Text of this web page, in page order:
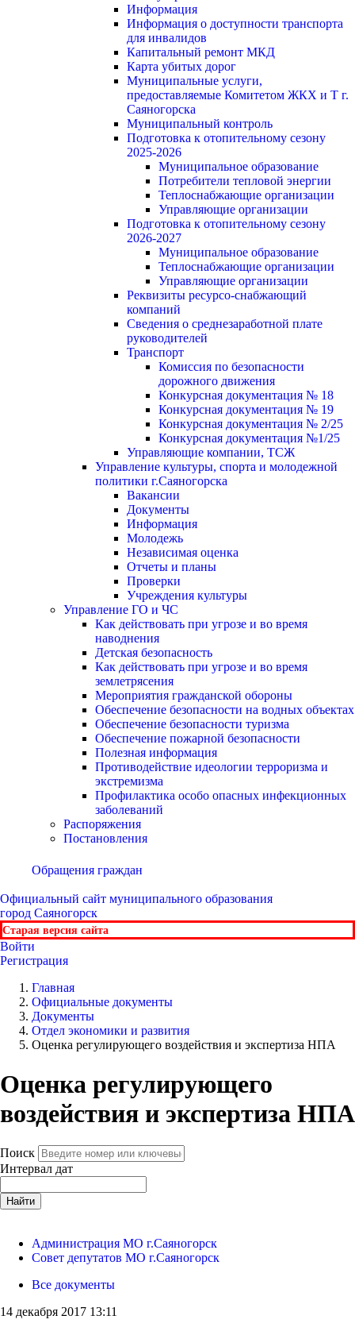
Информация
Информация о доступности транспорта
для инвалидов
Капитальный ремонт МКД
Карта убитых дорог
Муниципальные услуги,
предоставляемые Комитетом ЖКХ и Т г.
Саяногорска
Муниципальный контроль
Подготовка к отопительному сезону
2025-2026
Муниципальное образование
Потребители тепловой энергии
Теплоснабжающие организации
Управляющие организации
Подготовка к отопительному сезону
2026-2027
Муниципальное образование
Теплоснабжающие организации
Управляющие организации
Реквизиты ресурсо-снабжающий
компаний
Сведения о среднезаработной плате
руководителей
Транспорт
Комиссия по безопасности
дорожного движения
Конкурсная документация № 18
Конкурсная документация № 19
Конкурсная документация № 2/25
Конкурсная документация №1/25
Управляющие компании, ТСЖ
Управление культуры, спорта и молодежной
политики г.Саяногорска
Вакансии
Документы
Информация
Молодежь
Независимая оценка
Отчеты и планы
Проверки
Учреждения культуры
Управление ГО и ЧС
Как действовать при угрозе и во время
наводнения
Детская безопасность
Как действовать при угрозе и во время
землетрясения
Мероприятия гражданской обороны
Обеспечение безопасности на водных объектах
Обеспечение безопасности туризма
Обеспечение пожарной безопасности
Полезная информация
Противодействие идеологии терроризма и
экстремизма
Профилактика особо опасных инфекционных
заболеваний
Распоряжения
Постановления
Обращения граждан
Официальный сайт муниципального образования
город Саяногорск
Старая версия сайта
Войти
Регистрация
Главная
Официальные документы
Документы
Отдел экономики и развития
Оценка регулирующего воздействия и экспертиза НПА
Оценка регулирующего
воздействия и экспертиза НПА
Поиск
Интервал дат
Найти
Администрация МО г.Саяногорск
Совет депутатов МО г.Саяногорск
Все документы
14 декабря 2017 13:11